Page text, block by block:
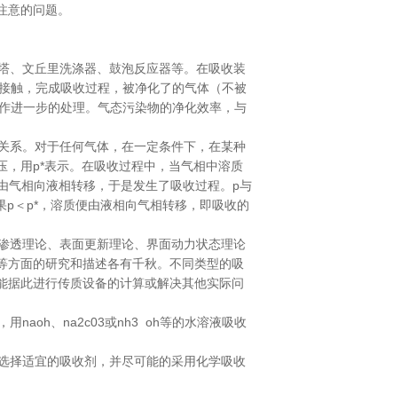
的问题。
文丘里洗涤器、鼓泡反应器等。在吸收装
触，完成吸收过程，被净化了的气体（不被
进一步的处理。气态污染物的净化效率，与
。对于任何气体，在一定条件下，在某种
用p*表示。在吸收过程中，当气相中溶质
气相向液相转移，于是发生了吸收过程。p与
＜p*，溶质便由液相向气相转移，即吸收的
理论、表面更新理论、界面动力状态理论
面的研究和描述各有千秋。不同类型的吸
此进行传质设备的计算或解决其他实际问
用naoh、na2c03或nh3 oh等的水溶液吸收
适宜的吸收剂，并尽可能的采用化学吸收